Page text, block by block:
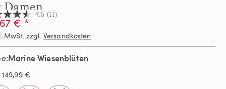
4.5 (11)
€ *
MwSt. zzgl. Versandkosten
Marine Wiesenblüten
149,99 €